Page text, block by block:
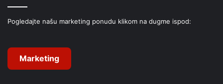
Pogledajte našu marketing ponudu klikom na dugme ispod:
Marketing